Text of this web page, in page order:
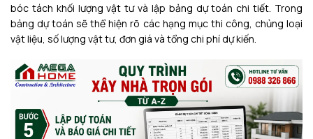
bóc tách khối lượng vật tư và lập bảng dự toán chi tiết. Trong
bảng dự toán sẽ thể hiện rõ các hạng mục thi công, chủng loại
vật liệu, số lượng vật tư, đơn giá và tổng chi phí dự kiến.